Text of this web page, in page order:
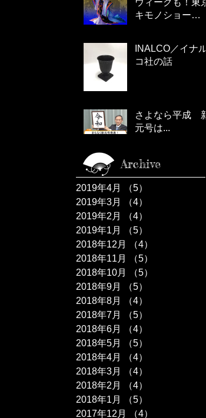
ウィークも！東京
キモノショー
INALCO／イナル
コ社の話
さよなら平成 新
元号は...
Archive
2019年4月 （5）
2019年3月
（4）
2019年2月
（4）
2019年1月
（5）
2018年12月
（4）
2018年11月
（5）
2018年10月
（5）
2018年9月
（5）
2018年8月
（4）
2018年7月
（5）
2018年6月
（4）
2018年5月
（5）
2018年4月
（4）
2018年3月
（4）
2018年2月
（4）
2018年1月
（5）
2017年12月
（4）